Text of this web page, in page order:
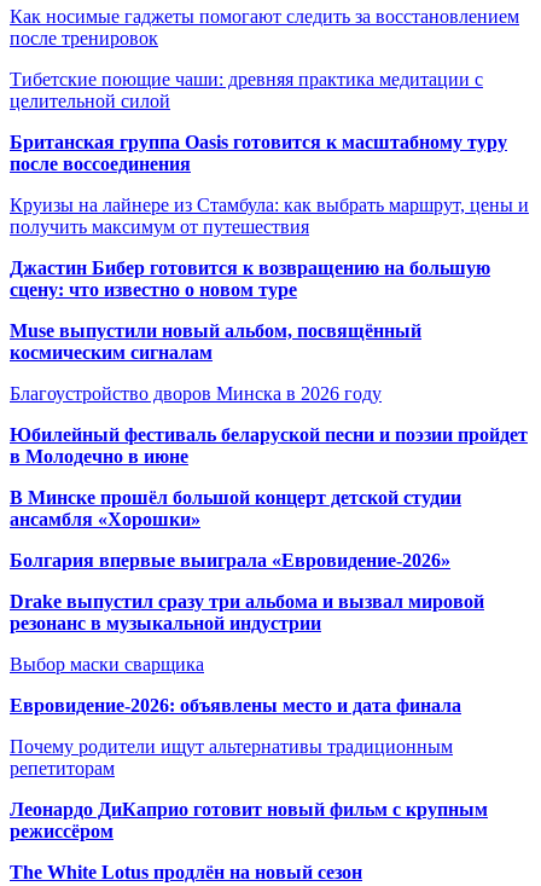
Как носимые гаджеты помогают следить за восстановлением
после тренировок
Тибетские поющие чаши: древняя практика медитации с
целительной силой
Британская группа Oasis готовится к масштабному туру
после воссоединения
Круизы на лайнере из Стамбула: как выбрать маршрут, цены и
получить максимум от путешествия
Джастин Бибер готовится к возвращению на большую
сцену: что известно о новом туре
Muse выпустили новый альбом, посвящённый
космическим сигналам
Благоустройство дворов Минска в 2026 году
Юбилейный фестиваль беларуской песни и поэзии пройдет
в Молодечно в июне
В Минске прошёл большой концерт детской студии
ансамбля «Хорошки»
Болгария впервые выиграла «Евровидение-2026»
Drake выпустил сразу три альбома и вызвал мировой
резонанс в музыкальной индустрии
Выбор маски сварщика
Евровидение-2026: объявлены место и дата финала
Почему родители ищут альтернативы традиционным
репетиторам
Леонардо ДиКаприо готовит новый фильм с крупным
режиссёром
The White Lotus продлён на новый сезон